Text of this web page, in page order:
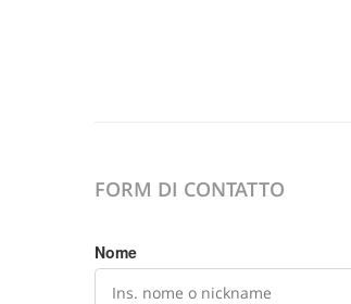
FORM DI CONTATTO
Nome